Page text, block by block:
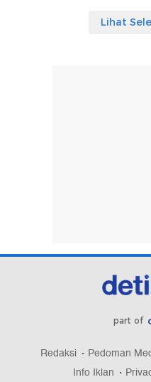
Lihat
part of
Redaksi Pedoman
Info Iklan